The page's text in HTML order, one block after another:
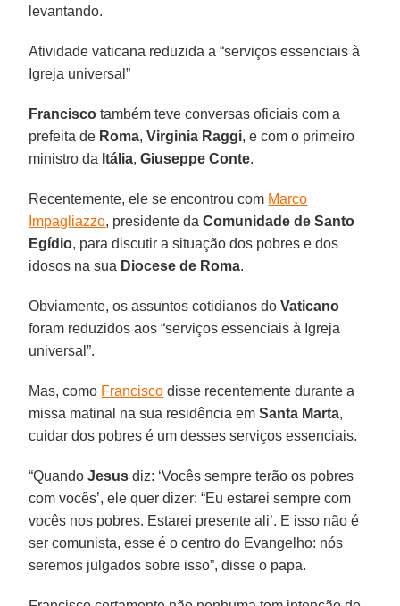
levantando.
Atividade vaticana reduzida a “serviços essenciais à
Igreja universal”
Francisco também teve conversas oficiais com a
prefeita de Roma,Virginia Raggi, e com o primeiro
ministro da Itália,Giuseppe Conte.
Recentemente, ele se encontrou com Marco
Impagliazzo, presidente daComunidade de Santo
Egídio, para discutir a situação dos pobres e dos
idosos na sua Diocese de Roma.
Obviamente, os assuntos cotidianos doVaticano
foram reduzidos aos “serviços essenciais à Igreja
universal”.
Mas, como Francisco disse recentemente durante a
missa matinal na sua residência emSanta Marta,
cuidar dos pobres é um desses serviços essenciais.
“QuandoJesus diz: ‘Vocês sempre terão os pobres
com vocês’, ele quer dizer: “Eu estarei sempre com
vocês nos pobres. Estarei presente ali’. E isso não é
ser comunista, esse é o centro do Evangelho: nós
seremos julgados sobre isso”, disse o papa.